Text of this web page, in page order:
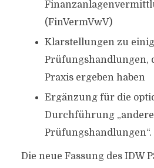
(FinVermVwV)
Klarstellungen zu
Prüfungshandlungen,
Praxis ergeben haben
Ergänzung für die
Durchführung
Prüfungshandlungen“.
Die neue Fassung des IDW